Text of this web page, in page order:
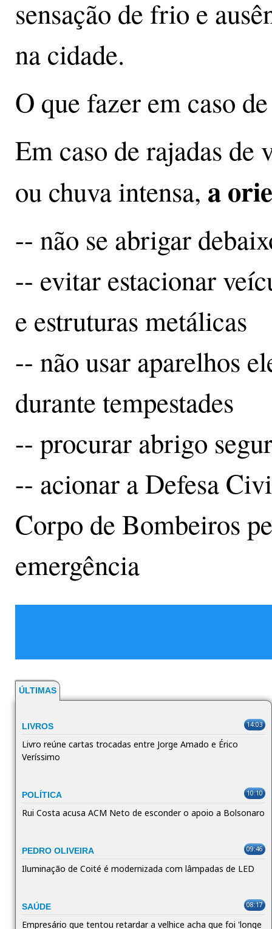
sensação de frio e
na cidade.
O que fazer em caso
Em caso de rajadas de
ou chuva intensa, a
-- não se abrigar
-- evitar estacionar
e estruturas metálicas
-- não usar aparelhos
durante tempestades
-- procurar abrigo
-- acionar a Defesa
Corpo de Bombeiros
emergência
ÚLTIMAS
LIVROS 14:03
Livro reúne cartas trocadas entre Jorge Amado e Érico
Veríssimo
POLÍTICA 10:10
Rui Costa acusa ACM Neto de esconder o apoio a Bolsonaro
PEDRO OLIVEIRA 09:46
Iluminação de Coité é modernizada com lâmpadas de LED
SAÚDE 08:17
Empresário que tentou retardar a velhice acha que foi 'longe